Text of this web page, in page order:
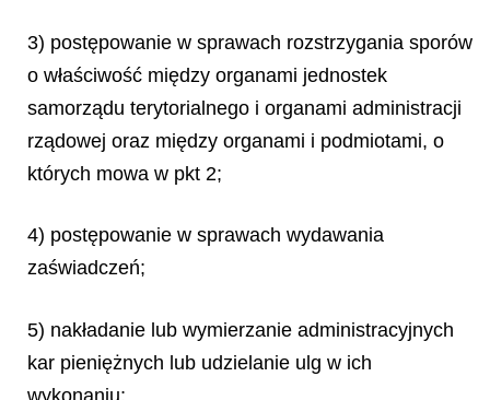
3) postępowanie w sprawach rozstrzygania sporów
o właściwość między organami jednostek
samorządu terytorialnego i organami administracji
rządowej oraz między organami i podmiotami, o
których mowa w pkt 2;
4) postępowanie w sprawach wydawania
zaświadczeń;
5) nakładanie lub wymierzanie administracyjnych
kar pieniężnych lub udzielanie ulg w ich
wykonaniu;